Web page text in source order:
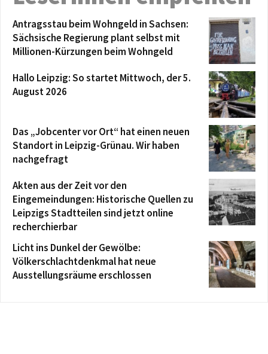
Antragsstau beim Wohngeld in Sachsen:
Sächsische Regierung plant selbst mit
Millionen-Kürzungen beim Wohngeld
Hallo Leipzig: So startet Mittwoch, der 5.
August 2026
Das „Jobcenter vor Ort“ hat einen neuen
Standort in Leipzig-Grünau. Wir haben
nachgefragt
Akten aus der Zeit vor den
Eingemeindungen: Historische Quellen zu
Leipzigs Stadtteilen sind jetzt online
recherchierbar
Licht ins Dunkel der Gewölbe:
Völkerschlachtdenkmal hat neue
Ausstellungsräume erschlossen